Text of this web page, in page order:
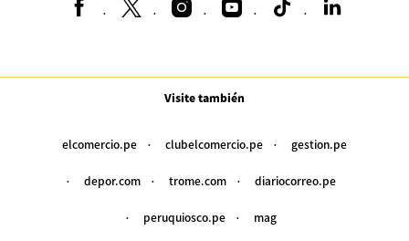
Visite también
elcomercio.pe clubelcomercio.pe gestion.pe
depor.com trome.com diariocorreo.pe
peruquiosco.pe mag